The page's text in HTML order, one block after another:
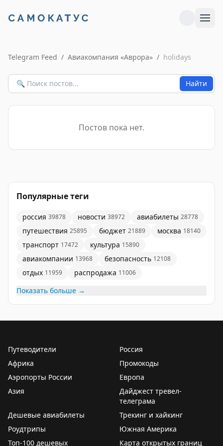
Telegram Feed / Авиакомпания «Аврора» / holidays
Найти
Постов пока нет.
Популярные теги
россия 39878 новости 38972 авиабилеты 28778
путешествия 25895 бюджет 21889 москва 18140
транспорт 17472 культура 15890
авиакомпании 13968 безопасность 12108
отдых 11959 распродажа 11006
Показать больше →
Путеводители
Россия
Африка
Промокоды
Аэропорты России
Европа
Азия
Дайджест тревел-
телеграма
Дешевые авиабилеты
Трекинг и хайкинг
Роудтрипы
Южная Америка
Топ-100 дешевых
Карта открытых границ